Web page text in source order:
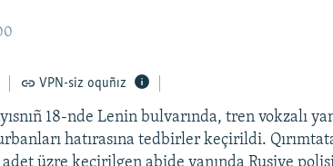
VPN-siz oquñız
18-nde Lenin bulvarında, tren vokzalı
hatırasına tedbirler keçirildi.